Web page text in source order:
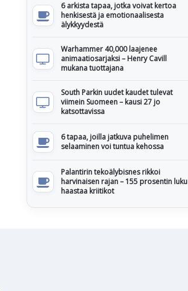
6 arkista tapaa, jotka voivat kertoa
henkisestä ja emotionaalisesta
älykkyydestä
Warhammer 40,000 laajenee
animaatiosarjaksi – Henry Cavill
mukana tuottajana
South Parkin uudet kaudet tulevat
viimein Suomeen – kausi 27 jo
katsottavissa
6 tapaa, joilla jatkuva puhelimen
selaaminen voi tuntua kehossa
Palantirin tekoälybisnes rikkoi
harvinaisen rajan – 155 prosentin luku
haastaa kriitikot